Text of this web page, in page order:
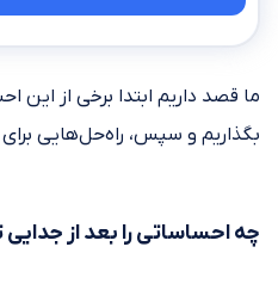
ما قصد داریم ابتدا برخی از این
بگذاریم و سپس، راه‌حل‌هایی برای
چه احساساتی را بعد از